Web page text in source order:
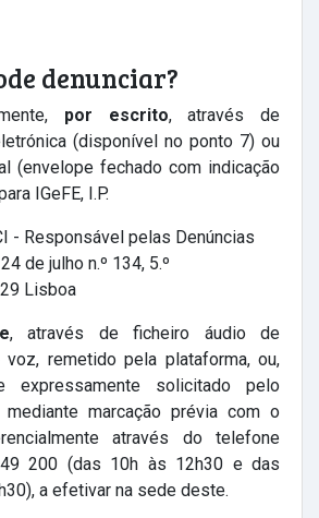
denunciar?
por escrito, através de
(disponível no ponto 7) ou
(envelope fechado com indicação
IGeFE, I.P.
- Responsável pelas Denúncias
de julho n.º 134, 5.º
Lisboa
, através de ficheiro áudio de
voz, remetido pela plataforma, ou,
expressamente solicitado pelo
mediante marcação prévia com o
através do telefone
200 (das 10h às 12h30 e das
a efetivar na sede deste.